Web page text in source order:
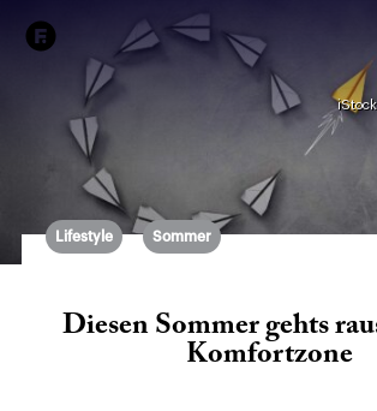
Lifestyle Sommer
Diesen Sommer gehts
Komfortzone